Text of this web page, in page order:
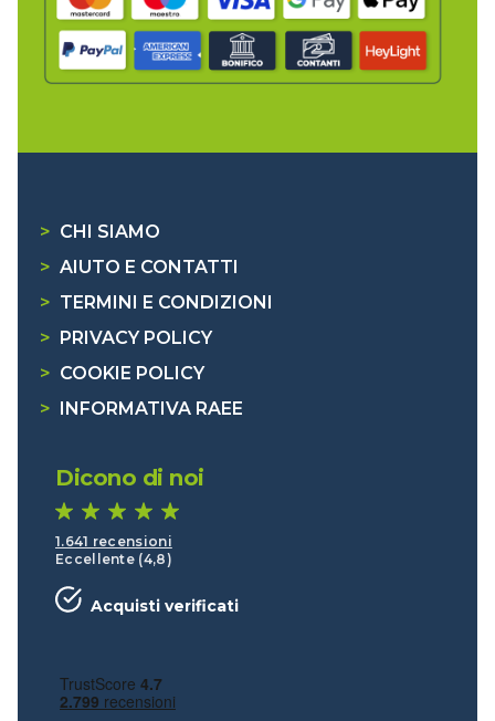
> CHI SIAMO
> AIUTO E CONTATTI
> TERMINI E CONDIZIONI
>
PRIVACY POLICY
> COOKIE POLICY
>
INFORMATIVA RAEE
Dicono di noi
1.641 recensioni
Eccellente (4,8)
Acquisti verificati